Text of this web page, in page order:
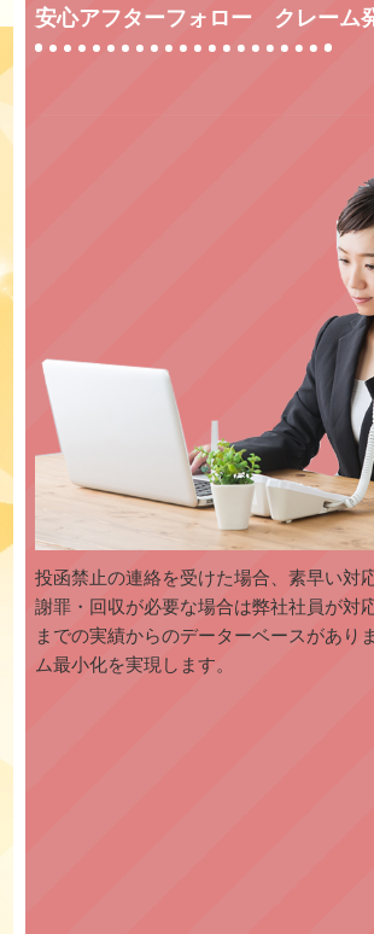
安心アフターフォロー クレーム
投函禁止の連絡を受けた場合、素早い対
謝罪・回収が必要な場合は弊社社員が対
までの実績からのデーターベースがあり
ム最小化を実現します。